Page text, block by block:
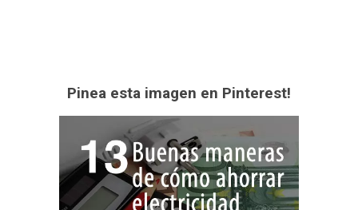
Pinea esta imagen en Pinterest!